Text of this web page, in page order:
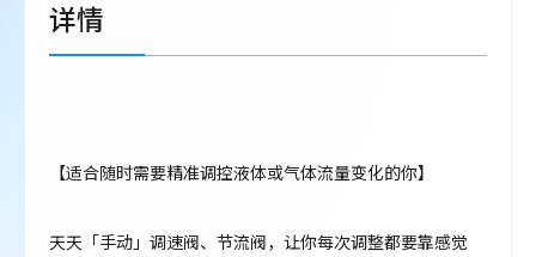
详情
【适合随时需要精准调控液体或气体流量变化的你】
天天「手动」调速阀、节流阀，让你每次调整都要靠感觉